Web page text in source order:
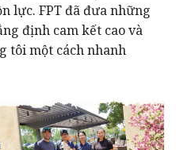
lực. FPT đã đưa những
định cam kết cao và
tôi một cách nhanh